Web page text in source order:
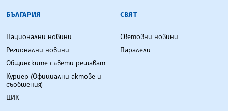
БЪЛГАРСКА ТЕЛЕГРАФНА АГЕНЦИЯ
БЪЛГАРИЯ
Национални новини
Регионални новини
Общинските съвети решават
Куриер (Официални актове и
съобщения)
ЦИК
СВЯТ
Световни новини
Паралели